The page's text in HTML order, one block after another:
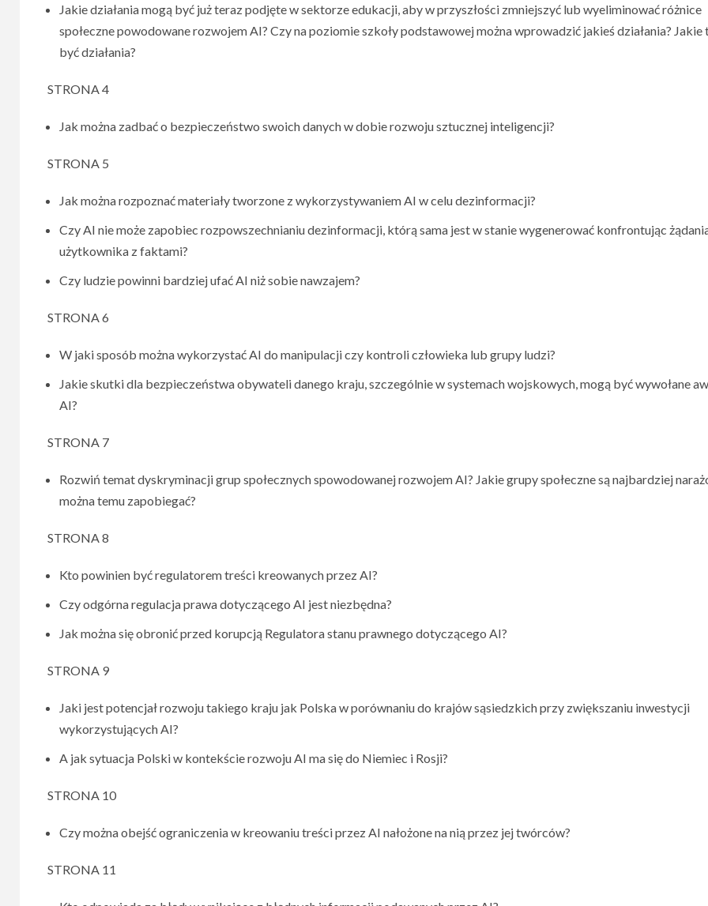
Jakie działania mogą być już teraz podjęte w sektorze edukacji, aby w przyszłości zmniejszyć lub wyeliminować różnice
społeczne powodowane rozwojem AI? Czy na poziomie szkoły podstawowej można wprowadzić jakieś działania? Jakie
być działania?
STRONA 4
Jak można zadbać o bezpieczeństwo swoich danych w dobie rozwoju sztucznej inteligencji?
STRONA 5
Jak można rozpoznać materiały tworzone z wykorzystywaniem AI w celu dezinformacji?
Czy AI nie może zapobiec rozpowszechnianiu dezinformacji, którą sama jest w stanie wygenerować konfrontując
użytkownika z faktami?
Czy ludzie powinni bardziej ufać AI niż sobie nawzajem?
STRONA 6
W jaki sposób można wykorzystać AI do manipulacji czy kontroli człowieka lub grupy ludzi?
Jakie skutki dla bezpieczeństwa obywateli danego kraju, szczególnie w systemach wojskowych, mogą być wywołane
AI?
STRONA 7
Rozwiń temat dyskryminacji grup społecznych spowodowanej rozwojem AI? Jakie grupy społeczne są najbardziej
można temu zapobiegać?
STRONA 8
Kto powinien być regulatorem treści kreowanych przez AI?
Czy odgórna regulacja prawa dotyczącego AI jest niezbędna?
Jak można się obronić przed korupcją Regulatora stanu prawnego dotyczącego AI?
STRONA 9
Jaki jest potencjał rozwoju takiego kraju jak Polska w porównaniu do krajów sąsiedzkich przy zwiększaniu inwestycji
wykorzystujących AI?
A jak sytuacja Polski w kontekście rozwoju AI ma się do Niemiec i Rosji?
STRONA 10
Czy można obejść ograniczenia w kreowaniu treści przez AI nałożone na nią przez jej twórców?
STRONA 11